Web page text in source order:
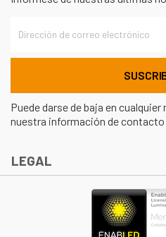
Puede darse de baja en
nuestra información de contacto
LEGAL